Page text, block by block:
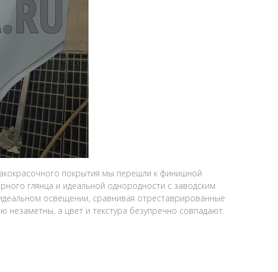
покрытия мы перешли к финишной
глянца и идеальной однородности с заводским
освещении, сравнивая отреставрированные
незаметны, а цвет и текстура безупречно совпадают.